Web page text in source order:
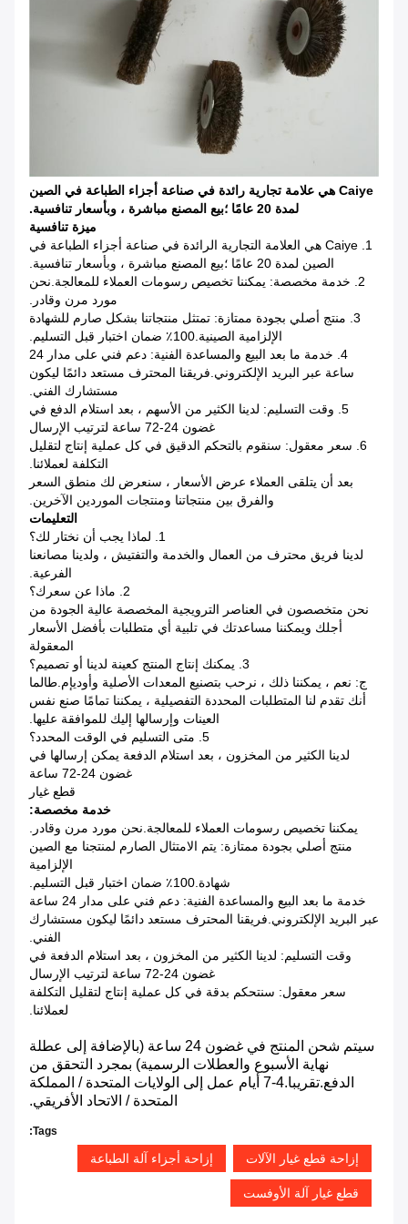
Caiye هي علامة تجارية رائدة في صناعة أجزاء الطباعة في الصين
لمدة 20 عامًا ؛بيع المصنع مباشرة ، وبأسعار تنافسية.
ميزة تنافسية
1. Caiye هي العلامة التجارية الرائدة في صناعة أجزاء الطباعة في
الصين لمدة 20 عامًا ؛بيع المصنع مباشرة ، وبأسعار تنافسية.
2. خدمة مخصصة: يمكننا تخصيص رسومات العملاء للمعالجة.نحن
مورد مرن وقادر.
3. منتج أصلي بجودة ممتازة: تمتثل منتجاتنا بشكل صارم للشهادة
الإلزامية الصينية.100٪ ضمان اختبار قبل التسليم.
4. خدمة ما بعد البيع والمساعدة الفنية: دعم فني على مدار 24
ساعة عبر البريد الإلكتروني.فريقنا المحترف مستعد دائمًا ليكون
مستشارك الفني.
5. وقت التسليم: لدينا الكثير من الأسهم ، بعد استلام الدفع في
غضون 24-72 ساعة لترتيب الإرسال
6. سعر معقول: سنقوم بالتحكم الدقيق في كل عملية إنتاج لتقليل
التكلفة لعملائنا.
بعد أن يتلقى العملاء عرض الأسعار ، سنعرض لك منطق السعر
والفرق بين منتجاتنا ومنتجات الموردين الآخرين.
التعليمات
1. لماذا يجب أن نختار لك؟
لدينا فريق محترف من العمال والخدمة والتفتيش ، ولدينا مصانعنا
الفرعية.
2. ماذا عن سعرك؟
نحن متخصصون في العناصر الترويجية المخصصة عالية الجودة من
أجلك ويمكننا مساعدتك في تلبية أي متطلبات بأفضل الأسعار
المعقولة
3. يمكنك إنتاج المنتج كعينة لدينا أو تصميم؟
ج: نعم ، يمكننا ذلك ، نرحب بتصنيع المعدات الأصلية وأوديإم.طالما
أنك تقدم لنا المتطلبات المحددة التفصيلية ، يمكننا تمامًا صنع نفس
العينات وإرسالها إليك للموافقة عليها.
5. متى التسليم في الوقت المحدد؟
لدينا الكثير من المخزون ، بعد استلام الدفعة يمكن إرسالها في
غضون 24-72 ساعة
قطع غيار
خدمة مخصصة:
يمكننا تخصيص رسومات العملاء للمعالجة.نحن مورد مرن وقادر.
منتج أصلي بجودة ممتازة: يتم الامتثال الصارم لمنتجنا مع الصين
الإلزامية
شهادة.100٪ ضمان اختبار قبل التسليم.
خدمة ما بعد البيع والمساعدة الفنية: دعم فني على مدار 24 ساعة
عبر البريد الإلكتروني.فريقنا المحترف مستعد دائمًا ليكون مستشارك
الفني.
وقت التسليم: لدينا الكثير من المخزون ، بعد استلام الدفعة في
غضون 24-72 ساعة لترتيب الإرسال
سعر معقول: سنتحكم بدقة في كل عملية إنتاج لتقليل التكلفة
لعملائنا.
سيتم شحن المنتج في غضون 24 ساعة (بالإضافة إلى عطلة
نهاية الأسبوع والعطلات الرسمية) بمجرد التحقق من
الدفع.تقريبا.4-7 أيام عمل إلى الولايات المتحدة / المملكة
المتحدة / الاتحاد الأفريقي.
Tags:
إزاحة قطع غيار الآلات إزاحة أجزاء آلة الطباعة
قطع غيار آلة الأوفست